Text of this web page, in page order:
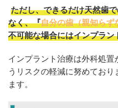
ただし、できるだけ天然歯
なく、『自分の歯（親知らず
不可能な場合にはインプラ
インプラント治療は外科処
うリスクの軽減に努めてお
ます。